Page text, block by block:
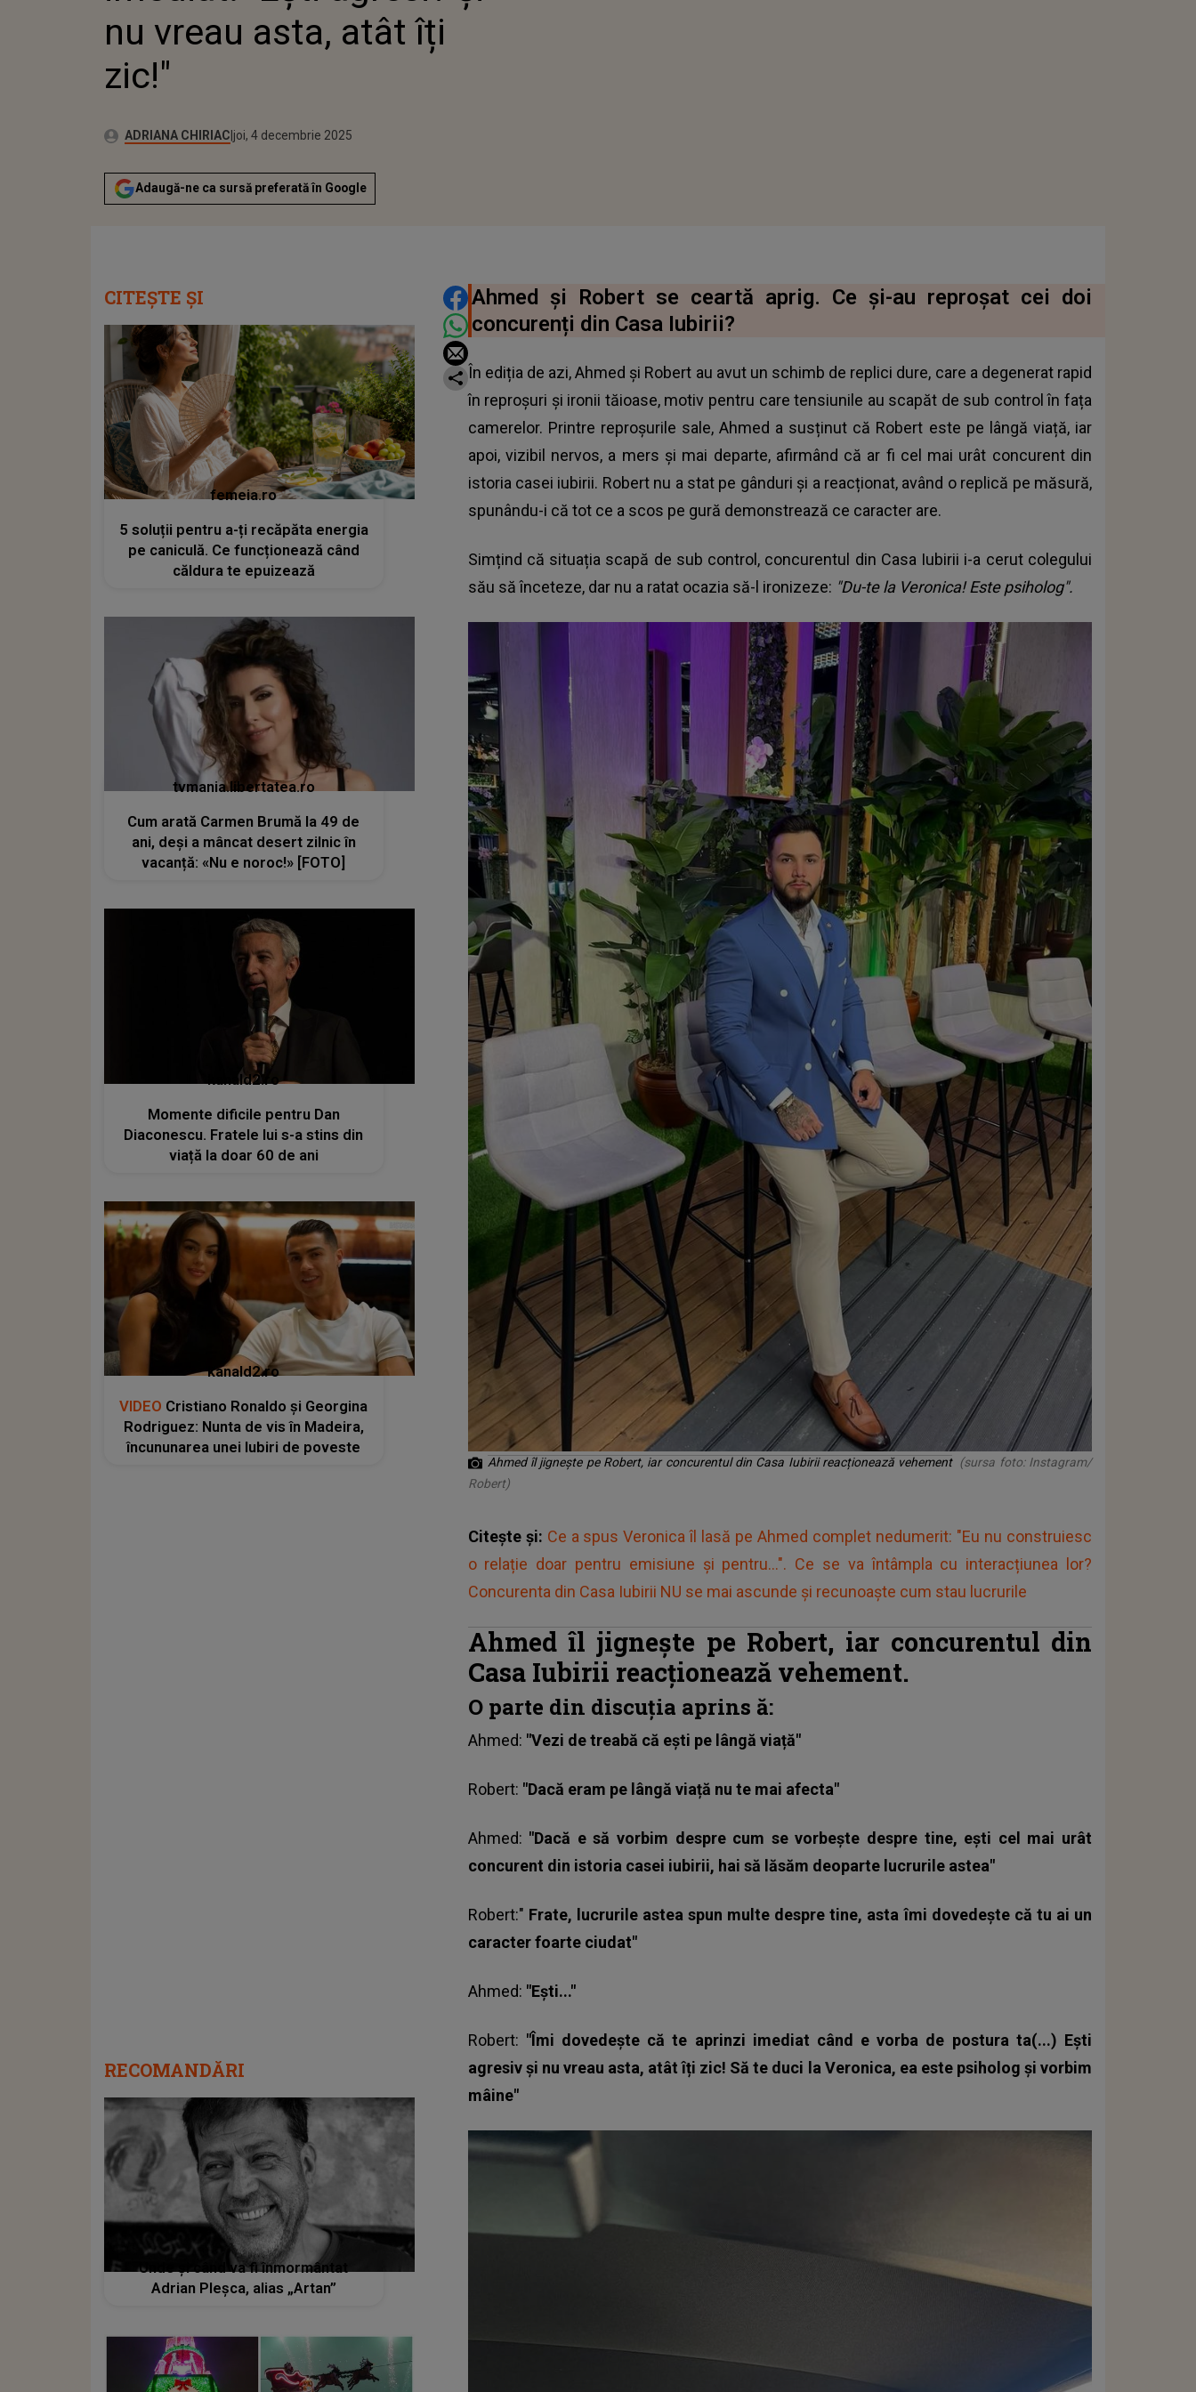
nu vreau asta, atât îți
zic!"
Autor:ADRIANA CHIRIACPublicat:
miercuri, 3 decembrie 2025
Actualizat:
joi, 4 decembrie 2025
Adaugă-ne ca sursă preferată în Google
DISTRIBUIE ARTICOLUL
Ahmed și Robert se ceartă aprig. Ce și-au reproșat cei doi
concurenți din Casa Iubirii?
În ediția de azi, Ahmed și Robert au avut un schimb de replici dure, care a degenerat rapid
în reproșuri și ironii tăioase, motiv pentru care tensiunile au scapăt de sub control în fața
camerelor. Printre reproșurile sale, Ahmed a susținut că Robert este pe lângă viață, iar
apoi, vizibil nervos, a mers și mai departe, afirmând că ar fi cel mai urât concurent din
istoria casei iubirii. Robert nu a stat pe gânduri și a reacționat, având o replică pe măsură,
spunându-i că tot ce a scos pe gură demonstrează ce caracter are.
Simțind că situația scapă de sub control, concurentul din Casa Iubirii i-a cerut colegului
său să înceteze, dar nu a ratat ocazia să-l ironizeze: "Du-te la Veronica! Este psiholog".
Ahmed îl jignește pe Robert, iar concurentul din Casa Iubirii reacționează vehement (sursa foto: Instagram/
Robert)
Citește și: Ce a spus Veronica îl lasă pe Ahmed complet nedumerit: "Eu nu construiesc
o relație doar pentru emisiune și pentru...". Ce se va întâmpla cu interacțiunea lor?
Concurenta din Casa Iubirii NU se mai ascunde și recunoaște cum stau lucrurile
Ahmed îl jignește pe Robert, iar concurentul din
Casa Iubirii reacționează vehement.
O parte din discuția aprins ă:
Ahmed: "Vezi de treabă că ești pe lângă viață"
Robert: "Dacă eram pe lângă viață nu te mai afecta"
Ahmed: "Dacă e să vorbim despre cum se vorbește despre tine, ești cel mai urât
concurent din istoria casei iubirii, hai să lăsăm deoparte lucrurile astea"
Robert:" Frate, lucrurile astea spun multe despre tine, asta îmi dovedește că tu ai un
caracter foarte ciudat"
Ahmed: "Ești..."
Robert: "Îmi dovedește că te aprinzi imediat când e vorba de postura ta(...) Ești
agresiv și nu vreau asta, atât îți zic! Să te duci la Veronica, ea este psiholog și vorbim
mâine"
CITEȘTE ȘI
femeia.ro
5 soluții pentru a-ți recăpăta energia
pe caniculă. Ce funcționează când
căldura te epuizează
tvmania.libertatea.ro
Cum arată Carmen Brumă la 49 de
ani, deși a mâncat desert zilnic în
vacanță: «Nu e noroc!» [FOTO]
kanald2.ro
Momente dificile pentru Dan
Diaconescu. Fratele lui s-a stins din
viață la doar 60 de ani
kanald2.ro
VIDEO Cristiano Ronaldo și Georgina
Rodriguez: Nunta de vis în Madeira,
încununarea unei Iubiri de poveste
RECOMANDĂRI
Unde și când va fi înmormântat
Adrian Pleșca, alias „Artan”